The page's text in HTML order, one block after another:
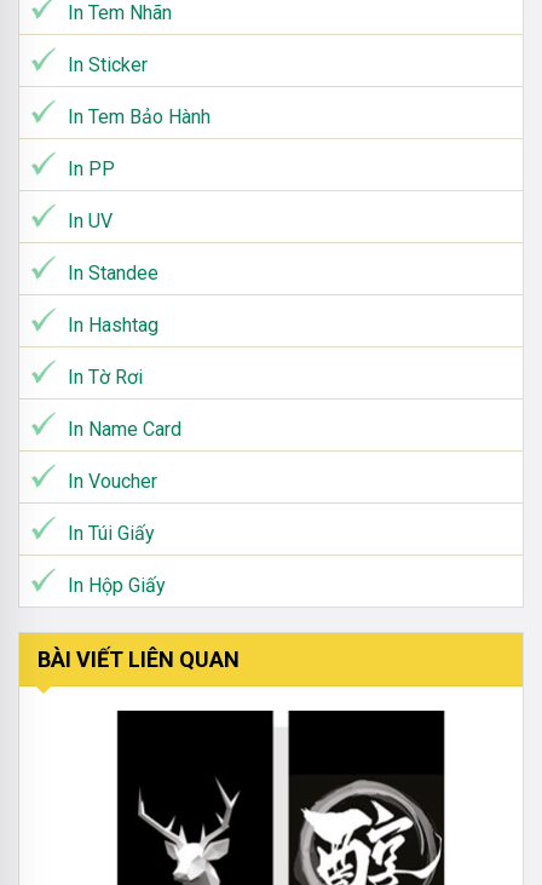
In Tem Nhãn
In Sticker
In Tem Bảo Hành
In PP
In UV
In Standee
In Hashtag
In Tờ Rơi
In Name Card
In Voucher
In Túi Giấy
In Hộp Giấy
BÀI VIẾT LIÊN QUAN